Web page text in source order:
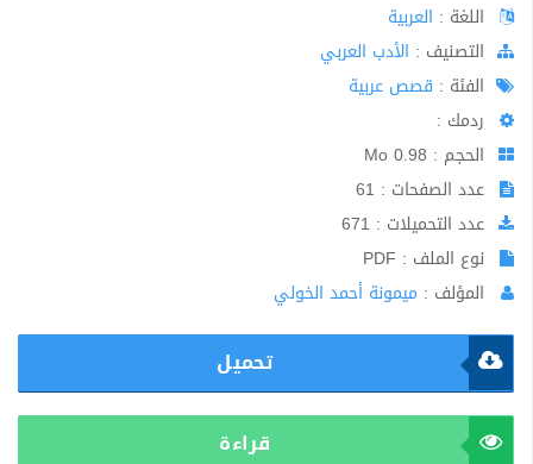
اللغة : العربية
اﻟﺘﺼﻨﻴﻒ : الأدب العربي
الفئة : قصص عربية
ردمك :
الحجم : 0.98 Mo
عدد الصفحات : 61
عدد التحميلات : 671
نوع الملف : PDF
المؤلف : ميمونة أحمد الخولي
تحميل
قراءة